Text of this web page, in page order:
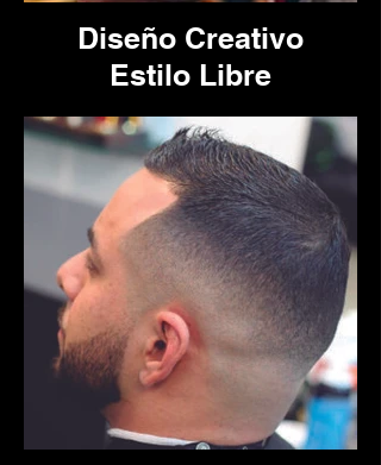
Diseño Creativo
Estilo Libre